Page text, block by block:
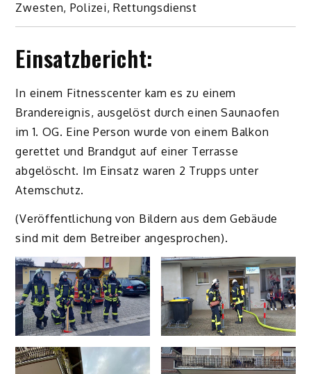
Zwesten, Polizei, Rettungsdienst
Einsatzbericht:
In einem Fitnesscenter kam es zu einem
Brandereignis, ausgelöst durch einen Saunaofen
im 1. OG. Eine Person wurde von einem Balkon
gerettet und Brandgut auf einer Terrasse
abgelöscht. Im Einsatz waren 2 Trupps unter
Atemschutz.
(Veröffentlichung von Bildern aus dem Gebäude
sind mit dem Betreiber angesprochen).